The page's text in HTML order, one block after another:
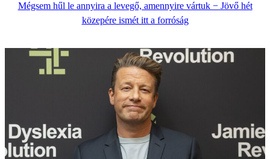
Mégsem hűl le annyira a levegő, amennyire vártuk − Jövő hét
közepére ismét itt a forróság